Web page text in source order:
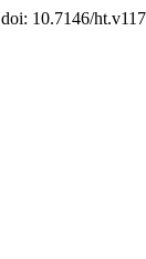
10.7146/